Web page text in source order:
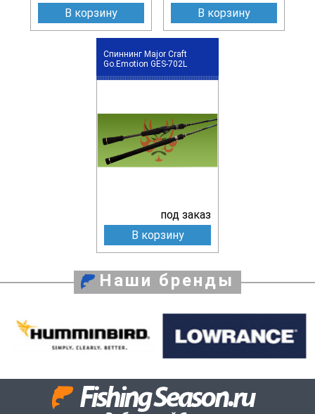
В корзину
В корзину
Спиннинг Major Craft
Go.Emotion GES-702L
под заказ
В корзину
Наши бренды